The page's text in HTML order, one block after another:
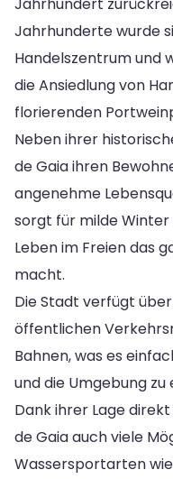
Jahrhunderte wurde
Handelszentrum und
die Ansiedlung von
florierenden
Neben ihrer
de Gaia ihren
angenehme
sorgt für milde Winter
Leben im Freien das
macht.
Die Stadt verfügt
öffentlichen
Bahnen, was es
und die Umgebung zu
Dank ihrer Lage
de Gaia auch viele
Wassersportarten